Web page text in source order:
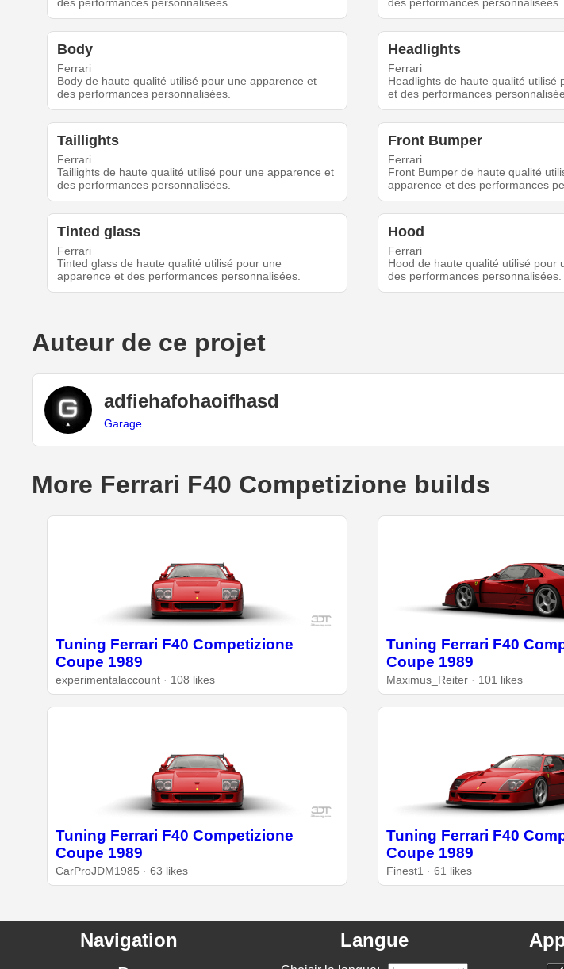
des performances personnalisées.
des performances personnalisées.
Body
Ferrari
Body de haute qualité utilisé pour une apparence et
des performances personnalisées.
Headlights
Ferrari
Headlights de haute qualité utilisé
et des performances
Taillights
Ferrari
Taillights de haute qualité utilisé pour une apparence et
des performances personnalisées.
Front Bumper
Ferrari
Front Bumper de haute qualité
apparence et des performances
Tinted glass
Ferrari
Tinted glass de haute qualité utilisé pour une
apparence et des performances personnalisées.
Hood
Ferrari
Hood de haute qualité utilisé pour
des performances personnalisées.
Auteur de ce projet
adfiehafohaoifhasd
Garage
More Ferrari F40 Competizione builds
Tuning Ferrari F40 Competizione
Coupe 1989
experimentalaccount · 108 likes
Tuning Ferrari F40
Coupe 1989
Maximus_Reiter · 101 likes
Tuning Ferrari F40 Competizione
Coupe 1989
CarProJDM1985 · 63 likes
Tuning Ferrari F40
Coupe 1989
Finest1 · 61 likes
Navigation Langue